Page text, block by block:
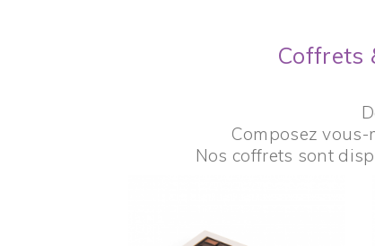
Coffrets
Composez
Nos coffrets sont